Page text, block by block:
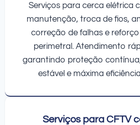
Serviços para cerca elétrica
manutenção, troca de fios,
correção de falhas e
perimetral. Atendimento
garantindo proteção
estável e máxima
Serviços para CFTV